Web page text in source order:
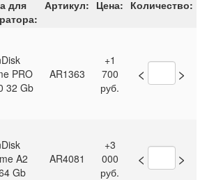
для
Артикул: Цена: Количество:
PRO
32 Gb
AR1363
+1
700
руб.
< >
A2
Gb
AR4081
+3
000
руб.
< >